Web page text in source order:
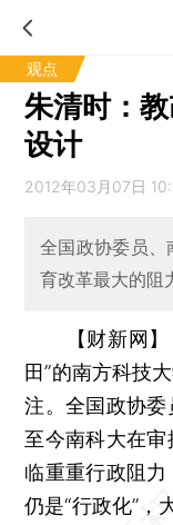
观点
朱清时：
设计
2012年03月07日
全国政协委员、
育改革最大的阻
【财新网
田”的南方科技
注。全国政协委
至今南科大在
临重重行政阻
仍是“行政化”，